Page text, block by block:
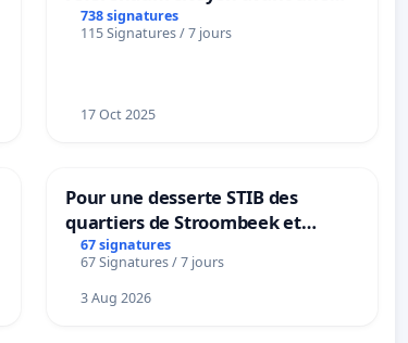
transformation irréversible de
notre territoire »
738 signatures
115 Signatures / 7 jours
17 Oct 2025
Pour une desserte STIB des
quartiers de Stroombeek et
Beauval - Voor een MIVB-
bediening van de wijken
Strombeek en Het Voor
67 signatures
67 Signatures / 7 jours
3 Aug 2026